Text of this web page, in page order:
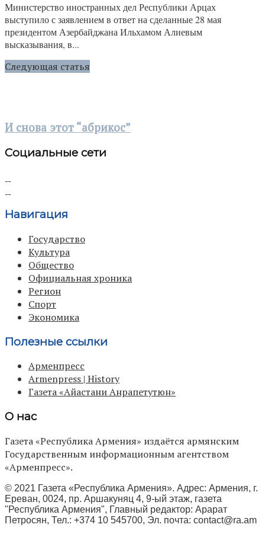
Министерство иностранных дел Республики Арцах
выступило с заявлением в ответ на сделанные 28 мая
президентом Азербайджана Ильхамом Алиевым
высказывания, в...
Следующая статья
И снова этот “абрикос”
Социальные сети
Навигация
Государство
Культура
Общество
Официальная хроника
Регион
Спорт
Экономика
Полезные ссылки
Арменпресс
Armenpress | History
Газета «Айастани Анрапетутюн»
О нас
Газета «Республика Армения» издаётся армянским
Государственным информационным агентством
«Арменпресс».
© 2021 Газета «Республика Армения». Адрес: Армения, г.
Ереван, 0024, пр. Аршакуняц 4, 9-ый этаж, газета
"Республика Армения", Главный редактор: Арарат
Петросян, Тел.: +374 10 545700, Эл. почта: contact@ra.am